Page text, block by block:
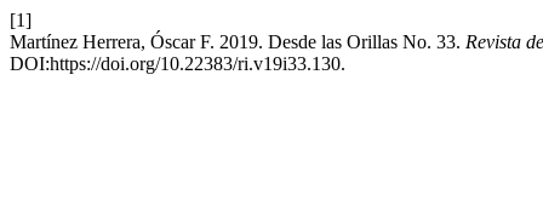
[1]
Martínez Herrera, Óscar F. 2019. Desde las Orillas No. 33. Revista
DOI:https://doi.org/10.22383/ri.v19i33.130.